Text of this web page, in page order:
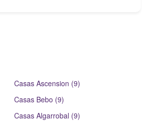
Casas Ascension (9)
Casas Bebo (9)
Casas Algarrobal (9)